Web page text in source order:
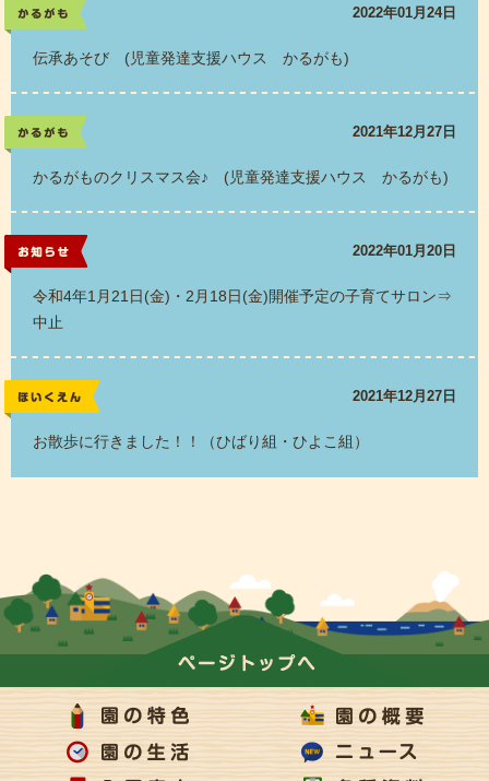
2022年01月24日
伝承あそび (児童発達支援ハウス かるがも)
2021年12月27日
かるがものクリスマス会♪ (児童発達支援ハウス かるがも)
2022年01月20日
令和4年1月21日(金)・2月18日(金)開催予定の子育てサロン⇒
中止
2021年12月27日
お散歩に行きました！！（ひばり組・ひよこ組）